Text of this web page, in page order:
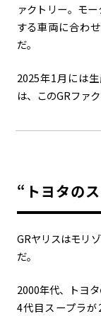
カーボンニュートラル
水素 Woven City
モビリティカンパニー
ァクトリー。モ
する車両に合わ
だ。
2025年1月には
は、このGRファ
“トヨタの
GRヤリスはモリ
だ。
2000年代、トヨ
4代目スープラ